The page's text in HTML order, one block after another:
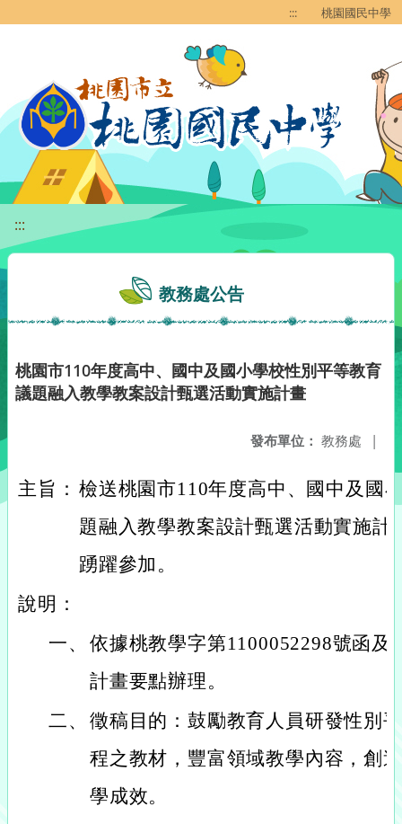
::: 桃園國民中學
:::
教務處公告
桃園市110年度高中、國中及國小學校性別平等教育
議題融入教學教案設計甄選活動實施計畫
發布單位： 教務處 |
主旨： 檢送桃園市110年度高中、國中及國
題融入教學教案設計甄選活動實施計
踴躍參加。
說明：
一、 依據桃教學字第1100052298號函及
計畫要點辦理。
二、 徵稿目的：鼓勵教育人員研發性別
程之教材，豐富領域教學內容，創
學成效。